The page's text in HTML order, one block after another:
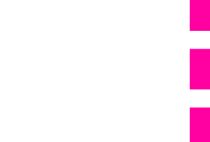
Jučer, u utorak, 34-
je kroz prozor stambene
je imao 9-mjesečnu bebu.
su o stravičnom
oko 15 sati obavijestili